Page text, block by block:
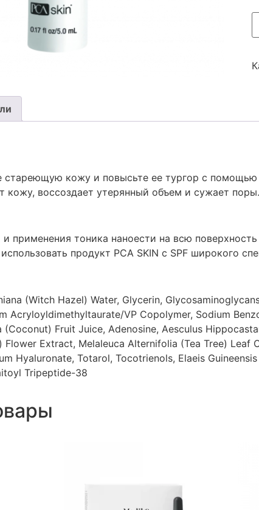
стареющую кожу и повысьте ее тургор с
кожу, воссоздает утерянный объем и сужает
применения тоника наноести на всю
продукт PCA SKIN с SPF широкого
(Witch Hazel) Water, Glycerin,
Acryloyldimethyltaurate/VP Copolymer, Sodium
Fruit Juice, Adenosine, Aesculus
Extract, Melaleuca Alternifolia (Tea Tree)
Hyaluronate, Totarol, Tocotrienols, Elaeis
Tripeptide-38